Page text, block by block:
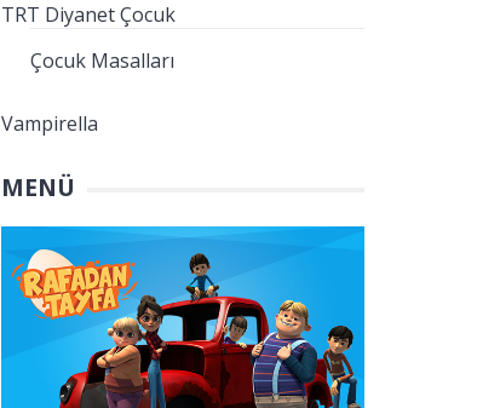
TRT Diyanet Çocuk
Çocuk Masalları
Vampirella
MENÜ